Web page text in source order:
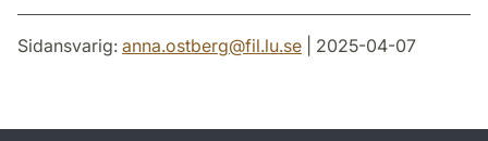
Sidansvarig: anna.ostberg@fil.lu.se | 2025-04-07